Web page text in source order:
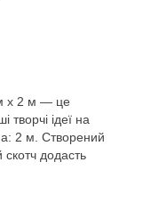
x 2 м — це
ідеї на
2 м. Створений
скотч додасть